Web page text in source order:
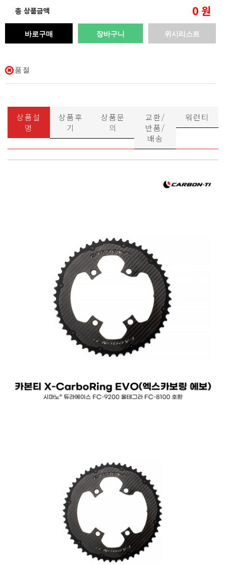
총 상품금액 0 원
바로구매 장바구니 위시리스트
품절
상품설
명
상품후
기
상품문
의
교환/
반품/
배송
워런티